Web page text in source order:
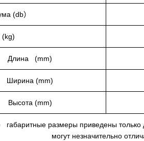
(db）
(kg)
Длина (mm)
Ширина (mm)
Высота (mm)
размеры приведены только
могут незначительно